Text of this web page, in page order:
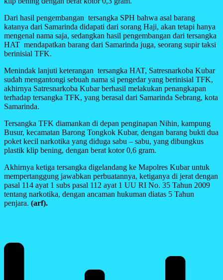
Dari hasil pengembangan tersangka SPH bahwa asal barang
katanya dari Samarinda didapati dari sorang Haji, akan tetapi hanya
mengenal nama saja, sedangkan hasil pengembangan dari tersangka
HAT mendapatkan barang dari Samarinda juga, seorang supir taksi
berinisial TFK.
Menindak lanjuti keterangan tersangka HAT, Satresnarkoba Kubar
sudah mengantongi sebuah nama si pengedar yang berinisial TFK,
akhirnya Satresnarkoba Kubar berhasil melakukan penangkapan
terhadap tersangka TFK, yang berasal dari Samarinda Sebrang, kota
Samarinda.
Tersangka TFK diamankan di depan penginapan Nihin, kampung
Busur, kecamatan Barong Tongkok Kubar, dengan barang bukti dua
poket kecil narkotika yang diduga sabu – sabu, yang dibungkus
plastik klip bening, dengan berat kotor 0,6 gram.
Akhirnya ketiga tersangka digelandang ke Mapolres Kubar untuk
mempertanggung jawabkan perbuatannya, ketiganya di jerat dengan
pasal 114 ayat 1 subs pasal 112 ayat 1 UU RI No. 35 Tahun 2009
tentang narkotika, dengan ancaman hukuman diatas 5 Tahun
penjara. (arf).